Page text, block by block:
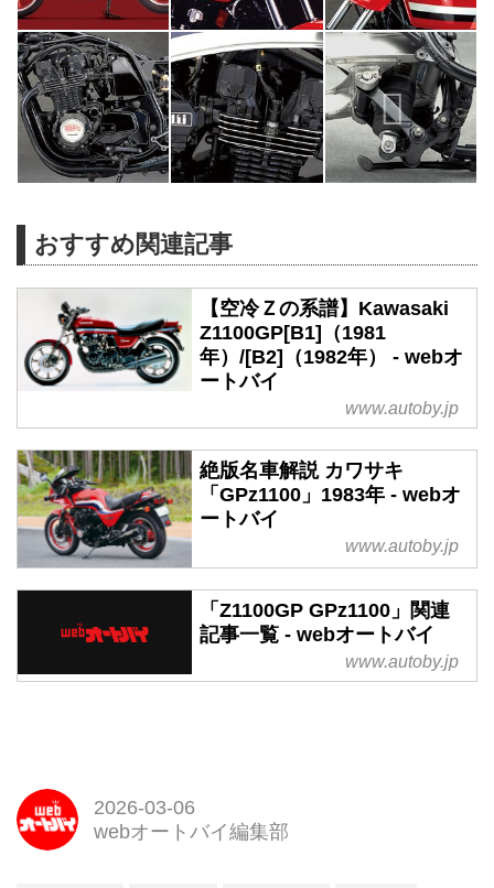
おすすめ関連記事
【空冷Ｚの系譜】Kawasaki
Z1100GP[B1]（1981
年）/[B2]（1982年） - webオ
ートバイ
www.autoby.jp
絶版名車解説 カワサキ
「GPz1100」1983年 - webオ
ートバイ
www.autoby.jp
「Z1100GP GPz1100」関連
記事一覧 - webオートバイ
www.autoby.jp
2026-03-06
webオートバイ編集部